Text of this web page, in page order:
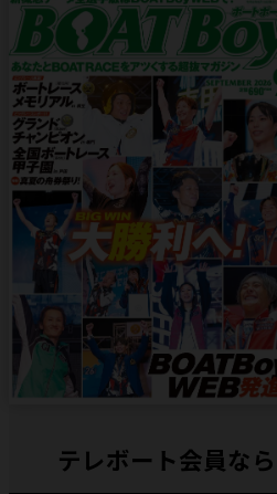
テレボート会員なら